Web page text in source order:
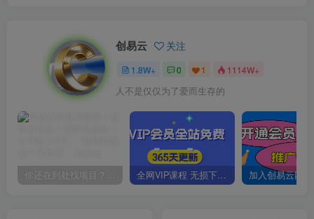
创易云 关注
1.8W+ 0 1 1114W+
人不是仅仅为了爱而生存的
你还在到处找项目？还在当韭菜？我靠卖项目一个月收入5万+，曾经我也是个失败者。 全网VIP课程 无损下载~